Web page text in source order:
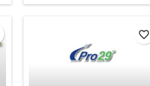
favorite_border